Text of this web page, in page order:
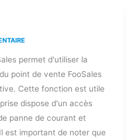
permet d'utiliser la
point de vente FooSales
Cette fonction est utile
dispose d'un accès
panne de courant et
est important de noter que